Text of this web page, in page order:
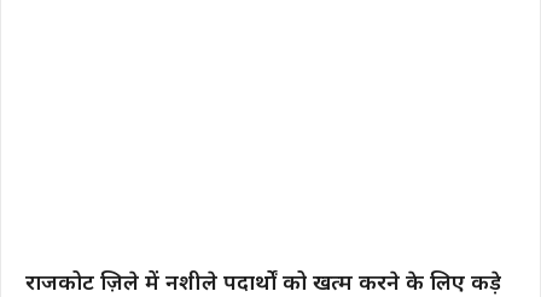
राजकोट ज़िले में नशीले पदार्थों को खत्म करने के लिए कड़े